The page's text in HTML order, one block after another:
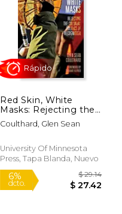
Red Skin, White
Masks: Rejecting the
Colonial Politics of
Recognition
Americas) (en Inglés)
Coulthard, Glen Sean
University Of Minnesota
Press, Tapa Blanda, Nuevo